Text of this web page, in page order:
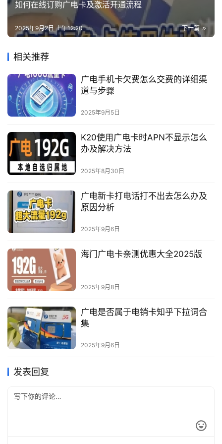
如何在线订购广电卡及激活开通流程
下一篇
2025年9月2日 上午12:20
相关推荐
广电手机卡欠费怎么交费的详细渠
道与步骤
2025年9月5日
K20使用广电卡时APN不显示怎么
办及解决方法
2025年8月30日
广电新卡打电话打不出去怎么办及
原因分析
2025年9月6日
海门广电卡亲测优惠大全2025版
2025年9月8日
广电是否属于电销卡知乎下拉词合
集
2025年9月6日
发表回复